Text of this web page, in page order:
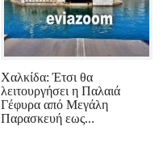
Χαλκίδα: Έτσι θα
λειτουργήσει η Παλαιά
Γέφυρα από Μεγάλη
Παρασκευή εως...